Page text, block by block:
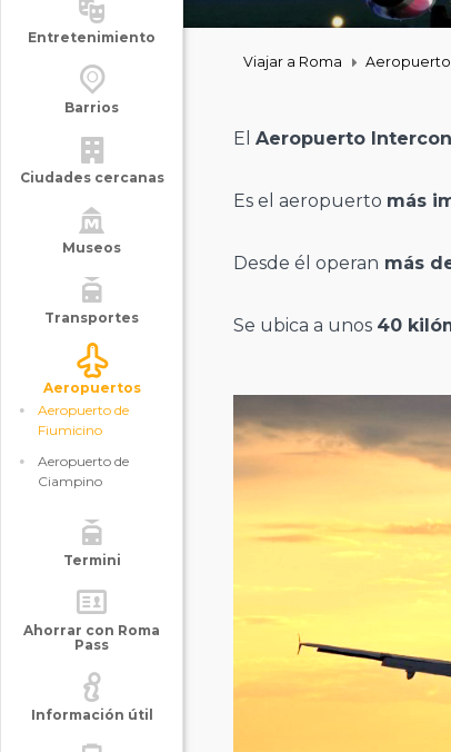
Entretenimiento
Barrios
Ciudades cercanas
Museos
Transportes
Aeropuertos
Aeropuerto de
Fiumicino
Aeropuerto de
Ciampino
Termini
Ahorrar con Roma
Pass
Información útil
Viajar a Roma
ElAeropuerto
Es el aeropuerto más
Desde él operan más
Se ubica a unos 40